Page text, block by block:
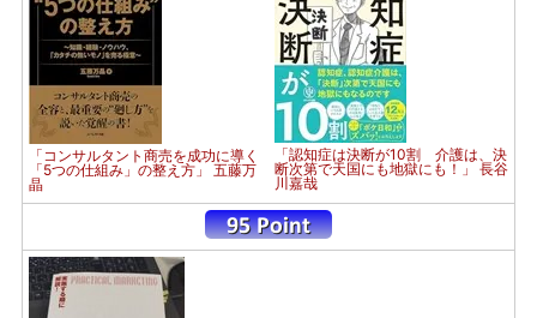
「コンサルタント商売を成功に導く
「5つの仕組み」の整え方」 五藤万
晶
「認知症は決断が10割 介護は、決
断次第で天国にも地獄にも！」 長谷
川嘉哉